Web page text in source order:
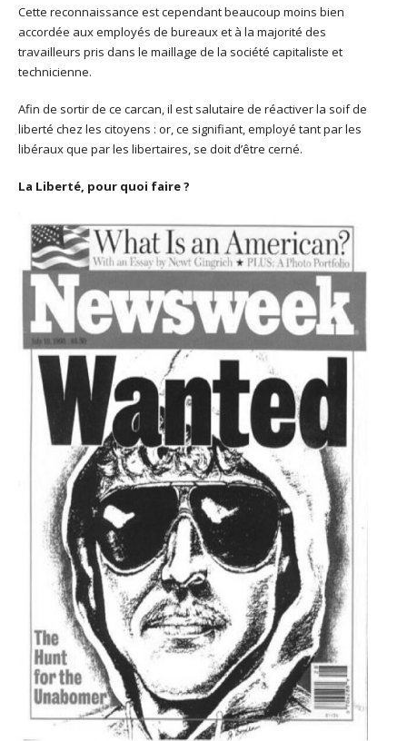
Cette reconnaissance est cependant beaucoup moins bien
accordée aux employés de bureaux et à la majorité des
travailleurs pris dans le maillage de la société capitaliste et
technicienne.
Afin de sortir de ce carcan, il est salutaire de réactiver la soif de
liberté chez les citoyens : or, ce signifiant, employé tant par les
libéraux que par les libertaires, se doit d’être cerné.
La Liberté, pour quoi faire ?